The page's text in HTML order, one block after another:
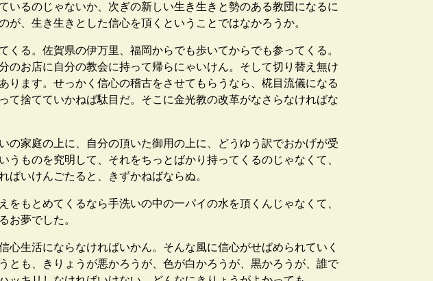
るのじゃないか、次ぎの新しい生き生きと勢のある教団になるに
、生き生きとした信心を頂くということではなかろうか。
る。佐賀県の伊万里、福岡からでも歩いてからでも参ってくる。
お店に自分の教会に持って帰らにゃいけん。そして切り替え無け
ます。せっかく信心の稽古をさせてもらうなら、椛目流儀になる
捨てていかねば駄目だ。そこに金光教の改革がなさらなければな
家庭の上に、自分の頂いた御用の上に、どうゆう訳でおかげが受
ものを究明して、それをちっとばかり持ってくるのじゃなくて、
いけんごたると、きずかねばならぬ。
もとめてくるなら手洗いの中の一パイの水を頂くんじゃなくて、
お夢でした。
生活にならなければいかん。そんな風に信心がせばめられていく
とも、きりょうが悪かろうが、色が白かろうが、黒かろうが、誰で